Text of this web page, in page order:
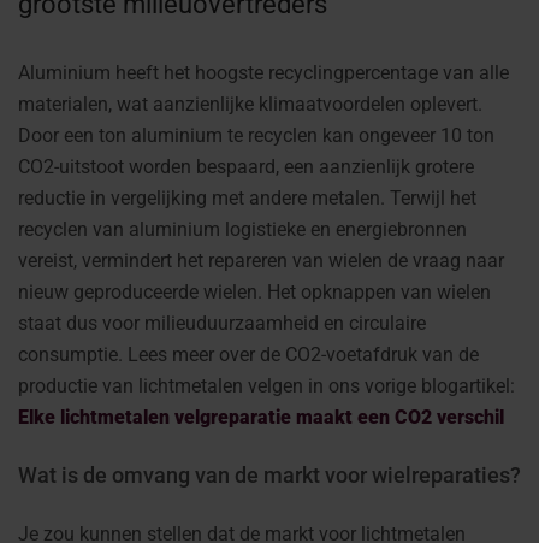
Aluminium heeft het hoogste recyclingpercentage van alle
materialen, wat aanzienlijke klimaatvoordelen oplevert.
Door een ton aluminium te recyclen kan ongeveer 10 ton
CO2-uitstoot worden bespaard, een aanzienlijk grotere
reductie in vergelijking met andere metalen. Terwijl het
recyclen van aluminium logistieke en energiebronnen
vereist, vermindert het repareren van wielen de vraag naar
nieuw geproduceerde wielen. Het opknappen van wielen
staat dus voor milieuduurzaamheid en circulaire
consumptie. Lees meer over de CO2-voetafdruk van de
productie van lichtmetalen velgen in ons vorige blogartikel:
Elke lichtmetalen velgreparatie maakt een CO2 verschil
Wat is de omvang van de markt voor wielreparaties?
Je zou kunnen stellen dat de markt voor lichtmetalen